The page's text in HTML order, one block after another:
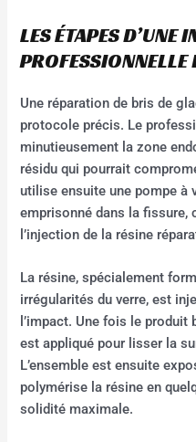
LES ÉTAPES D’UNE
PROFESSIONNELLE
Une réparation de bris de
protocole précis. Le
minutieusement la zone
résidu qui pourrait
utilise ensuite une pompe à
emprisonné dans la fissure,
l’injection de la résine
La résine, spécialement
irrégularités du verre, est
l’impact. Une fois le
est appliqué pour lisser la
L’ensemble est ensuite
polymérise la résine en
solidité maximale.